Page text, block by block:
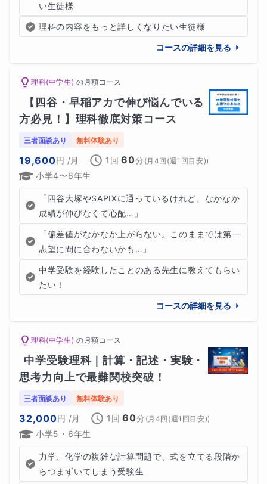
い生徒様
理科の内容をもっと詳しくなりたい生徒様
コースの詳細を見る
理科(中学生) の 月額コース
【四谷・早稲アカで伸び悩んでいる
方必見！】理科徹底対策コース
三者面談あり 無料体験あり
19,600円 /月 1回 60分 (月4回(週1回目安))
小学4〜6年生
「四谷大塚やSAPIXに通っているけれど、なかなか
成績が伸びなくて心配…」
「偏差値がなかなか上がらない。このままでは第一
志望に間に合わないかも…」
中学受験を経験したことのある先生に教えてもらい
たい！
コースの詳細を見る
理科(中学生) の 月額コース
中学受験理科｜計算・記述・実験・
思考力向上で最難関校突破！
三者面談あり 無料体験あり
32,000円 /月 1回 60分 (月4回(週1回目安))
小学5・6年生
力学、化学の複雑な計算問題で、式を立てる段階か
らつまずいてしまう受験生